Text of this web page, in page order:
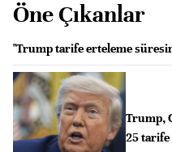
Öne Çıkanlar
"Trump tarife erteleme
Trump,
25 tarife